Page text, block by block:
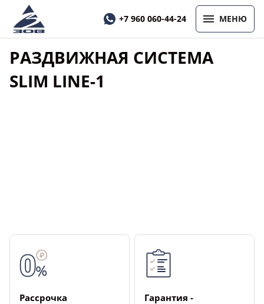
МЕНЮ
+7 960 060-44-24
РАЗДВИЖНАЯ СИСТЕМА
SLIM LINE-1
Рассрочка
Гарантия ­